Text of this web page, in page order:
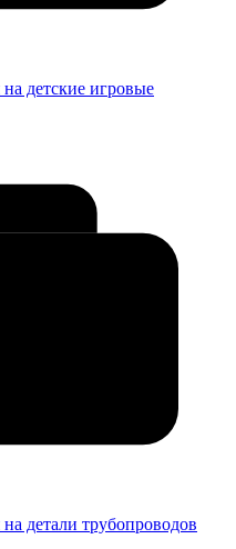
детские игровые
детали трубопроводов